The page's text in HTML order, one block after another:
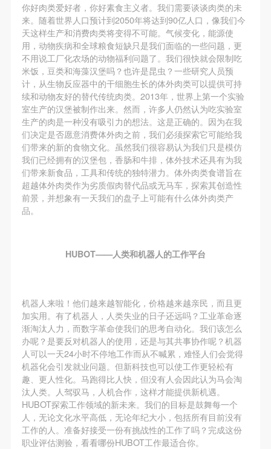
你好肉类爱好者，你好素食主义者。我们需要谈谈肉类的未
来。随着世界人口预计到2050年将达到90亿人口，像我们今
天这样生产和消费肉类将变得不可能。气候变化，能源使
用，动物疾病和全球粮食短缺只是我们面临的一些问题，更
不用说工厂化农场的动物福利问题了。我们很快就会限制吃
米饭，豆类和海藻汉堡吗？也许是昆虫？一些研究人员预
计，从生物反应器中的干细胞生长的体外肉类可以提供可持
续和动物友好的替代传统肉类。2013年，世界上第一个实验
室生产的汉堡被制作出来。然而，许多人仍然认为吃实验室
生产的肉是一种没有吸引力的想法。这是正确的。因为在我
们决定是否愿意消费体外肉之前，我们必须探索它可能给我
们带来的新的食物文化。虽然我们很容易认为我们只是模仿
我们已经拥有的汉堡包，香肠和牛排，体外技术还具有为我
们带来新食品，工具和传统的独特潜力。体外肉类食谱旨在
超越体外肉类作为劣质假肉替代品或无马车，探索其创造性
前景，并想象有一天我们的盘子上可能有什么体外肉类产
品。
HUBOT——人类和机器人的工作平台
机器人来啦！他们越来越智能化，价格越来越亲民，而且更
加实用。有了机器人，人类失业的日子还远吗？工业革命逐
渐淘汰人力，而数字革命使我们的思考自动化。我们该怎么
办呢？是要反对机器人的使用，还是与其共事协作呢？机器
人可以一天24小时不停地工作而从不喊累，难怪人们会觉得
机器化会引发就业问题。但新科技也可以使工作更轻松有
趣、更人性化。马跑得比人快，但没有人会因此认为马会淘
汰人类。人驾驭马，人机合作，这样才能提供新机遇。
HUBOT探索工作领域的新未来。我们的目标是鼓舞每一个
人，无论文化水平高低，无论年纪大小，包括所有目前没有
工作的人。准备好接受一份有挑战性的工作了吗？完成这份
职业评估测验，看看哪份HUBOT工作最适合你。
验证码
登录
可使用雅昌艺术网会员账户登录